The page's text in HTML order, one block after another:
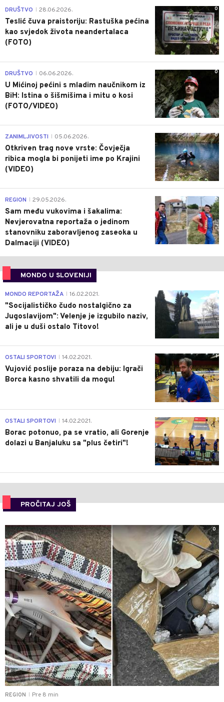
0
DRUŠTVO 28.06.2026.
Teslić čuva praistoriju: Rastuška pećina
kao svjedok života neandertalaca
(FOTO)
0
DRUŠTVO 06.06.2026.
U Mićinoj pećini s mladim naučnikom iz
BiH: Istina o šišmišima i mitu o kosi
(FOTO/VIDEO)
0
ZANIMLJIVOSTI 05.06.2026.
Otkriven trag nove vrste: Čovječja
ribica mogla bi ponijeti ime po Krajini
(VIDEO)
0
REGION 29.05.2026.
Sam među vukovima i šakalima:
Nevjerovatna reportaža o jedinom
stanovniku zaboravljenog zaseoka u
Dalmaciji (VIDEO)
MONDO U SLOVENIJI
4
MONDO REPORTAŽA 16.02.2021.
"Socijalističko čudo nostalgično za
Jugoslavijom": Velenje je izgubilo naziv,
ali je u duši ostalo Titovo!
1
OSTALI SPORTOVI 14.02.2021.
Vujović poslije poraza na debiju: Igrači
Borca kasno shvatili da mogu!
3
OSTALI SPORTOVI 14.02.2021.
Borac potonuo, pa se vratio, ali Gorenje
dolazi u Banjaluku sa "plus četiri"!
PROČITAJ JOŠ
REGION Pre 8 min
0